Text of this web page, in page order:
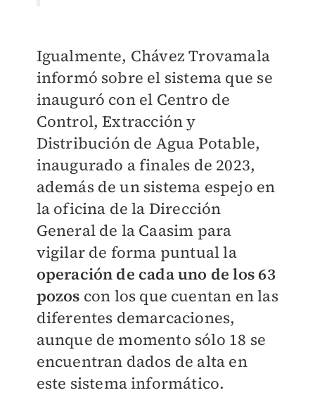
Igualmente, Chávez Trovamala
informó sobre el sistema que se
inauguró con el Centro de
Control, Extracción y
Distribución de Agua Potable,
inaugurado a finales de 2023,
además de un sistema espejo en
la oficina de la Dirección
General de la Caasim para
vigilar de forma puntual la
operación de cada uno de los 63
pozos con los que cuentan en las
diferentes demarcaciones,
aunque de momento sólo 18 se
encuentran dados de alta en
este sistema informático.